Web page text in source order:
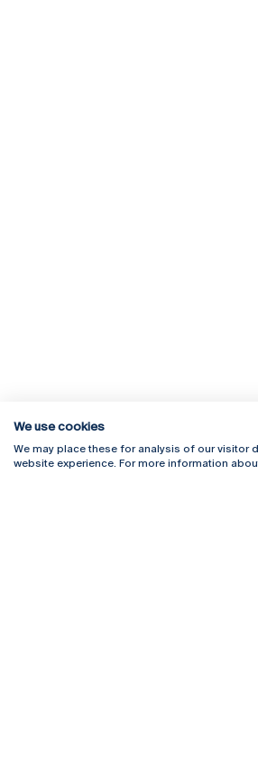
Rua Diogo Botelho
We use cookies
We may place these for analysis of our visitor
website experience. For more information